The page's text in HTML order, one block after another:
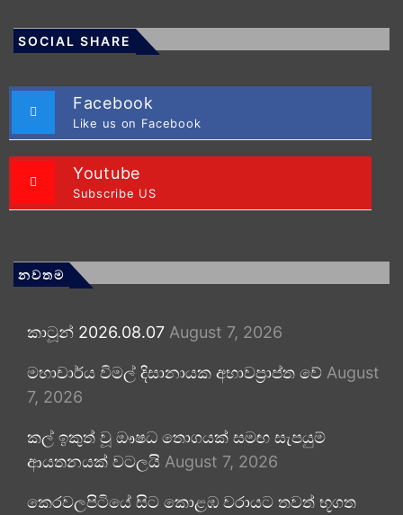
SOCIAL SHARE
Facebook
Like us on Facebook
Youtube
Subscribe US
නවතම
කාටූන් 2026.08.07 August 7, 2026
මහාචාර්ය විමල් දිසානායක අභාවප්‍රාප්ත වේ August
7, 2026
කල් ඉකුත් වූ ඖෂධ තොගයක් සමඟ සැපයුම්
ආයතනයක් වටලයි August 7, 2026
කෙරවලපිටියේ සිට කොළඹ වරායට තවත් භූගත